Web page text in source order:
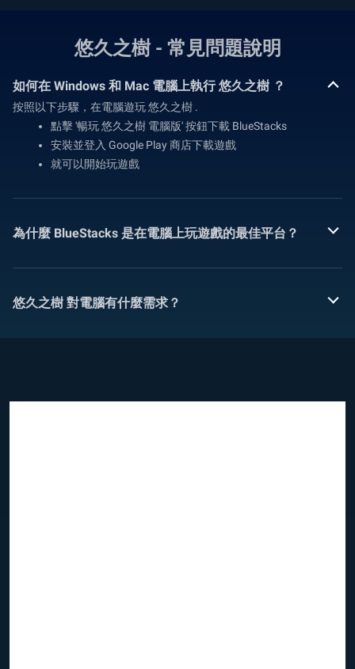
悠久之樹 - 常見問題說明
如何在 Windows 和 Mac 電腦上執行 悠久之樹 ？
按照以下步驟，在電腦遊玩 悠久之樹 .
點擊 '暢玩 悠久之樹 電腦版' 按鈕下載 BlueStacks
安裝並登入 Google Play 商店下載遊戲
就可以開始玩遊戲
為什麼 BlueStacks 是在電腦上玩遊戲的最佳平台？
悠久之樹 對電腦有什麼需求？